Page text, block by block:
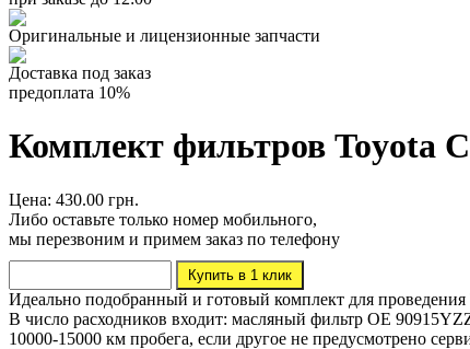
Оригинальные и лицензионные запчасти
Доставка под заказ
предоплата 10%
Комплект фильтров Toyota
Цена: 430.00 грн.
Либо оставьте только номер мобильного,
мы перезвоним и примем заказ по телефону
Идеально подобранный и готовый комплект для
В число расходников входит: масляный фильтр OE
10000-15000 км пробега, если другое не предусмотрено